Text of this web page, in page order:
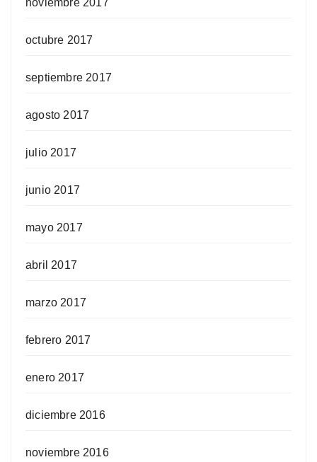
octubre 2017
septiembre 2017
agosto 2017
julio 2017
junio 2017
mayo 2017
abril 2017
marzo 2017
febrero 2017
enero 2017
diciembre 2016
noviembre 2016